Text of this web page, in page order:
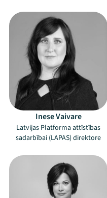
Inese Vaivare
Latvijas Platforma attīstības
sadarbībai (LAPAS) direktore